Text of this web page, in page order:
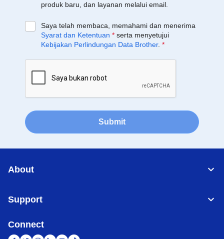
produk baru, dan layanan melalui email.
Saya telah membaca, memahami dan menerima
Syarat dan Ketentuan * serta menyetujui
Kebijakan Perlindungan Data Brother. *
Submit
About
Support
Connect